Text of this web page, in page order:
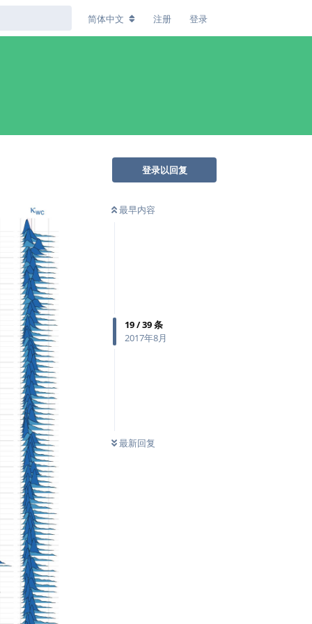
简体中文 注册 登录
登录以回复
最早内容
19/39条
2017年8月
最新回复